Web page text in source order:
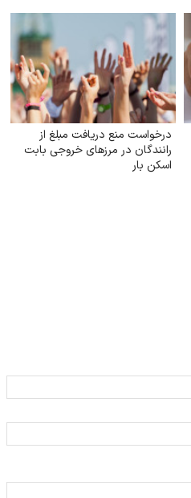
درخواست منع دریافت مبلغ از
رانندگان در مرزهای خروجی بابت
اسکن بار